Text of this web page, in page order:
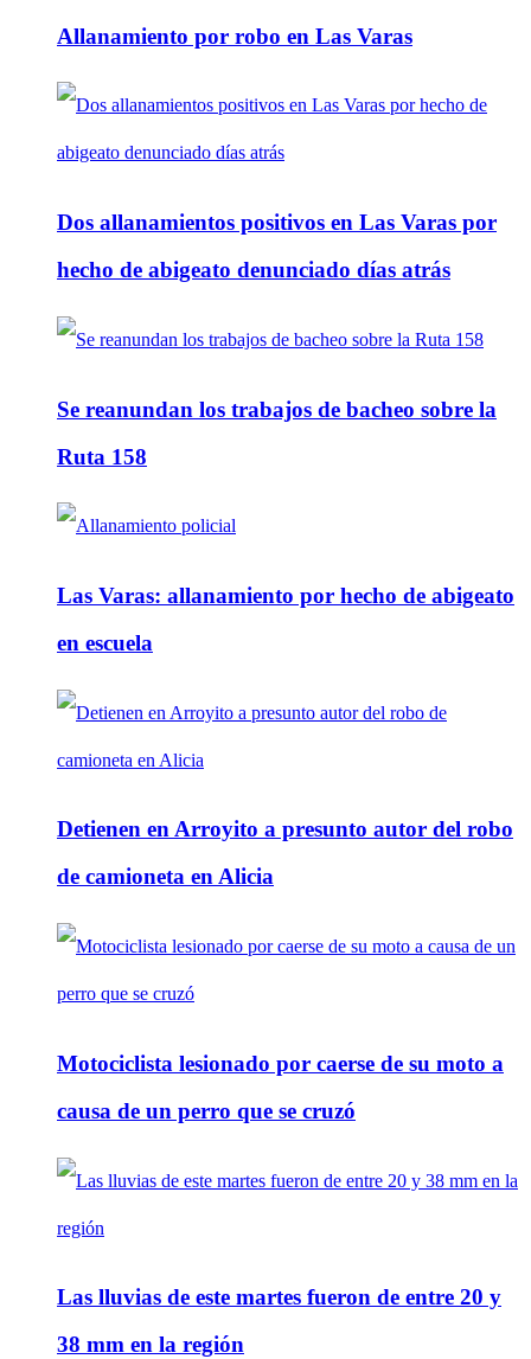
Allanamiento por robo en Las Varas
Dos allanamientos positivos en Las Varas por
hecho de abigeato denunciado días atrás
Se reanundan los trabajos de bacheo sobre la
Ruta 158
Las Varas: allanamiento por hecho de abigeato
en escuela
Detienen en Arroyito a presunto autor del robo
de camioneta en Alicia
Motociclista lesionado por caerse de su moto a
causa de un perro que se cruzó
Las lluvias de este martes fueron de entre 20 y
38 mm en la región